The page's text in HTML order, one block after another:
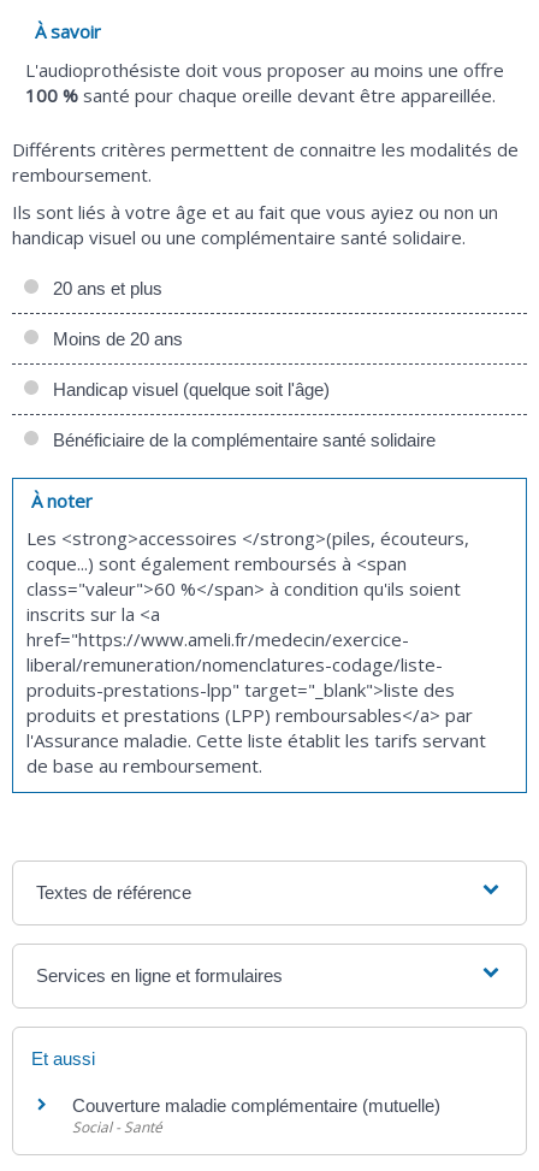
À savoir
L'audioprothésiste doit vous proposer au moins une offre
100 % santé pour chaque oreille devant être appareillée.
Différents critères permettent de connaitre les modalités de
remboursement.
Ils sont liés à votre âge et au fait que vous ayiez ou non un
handicap visuel ou une complémentaire santé solidaire.
20 ans et plus
Moins de 20 ans
Handicap visuel (quelque soit l'âge)
Bénéficiaire de la complémentaire santé solidaire
À noter
Les <strong>accessoires </strong>(piles, écouteurs,
coque...) sont également remboursés à <span
class="valeur">60 %</span> à condition qu'ils soient
inscrits sur la <a
href="https://www.ameli.fr/medecin/exercice-
liberal/remuneration/nomenclatures-codage/liste-
produits-prestations-lpp" target="_blank">liste des
produits et prestations (LPP) remboursables</a> par
l'Assurance maladie. Cette liste établit les tarifs servant
de base au remboursement.
Textes de référence
Services en ligne et formulaires
Et aussi
Couverture maladie complémentaire (mutuelle)
Social - Santé